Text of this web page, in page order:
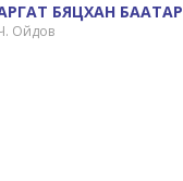
БЯЦХАН БААТАР
Ойдов